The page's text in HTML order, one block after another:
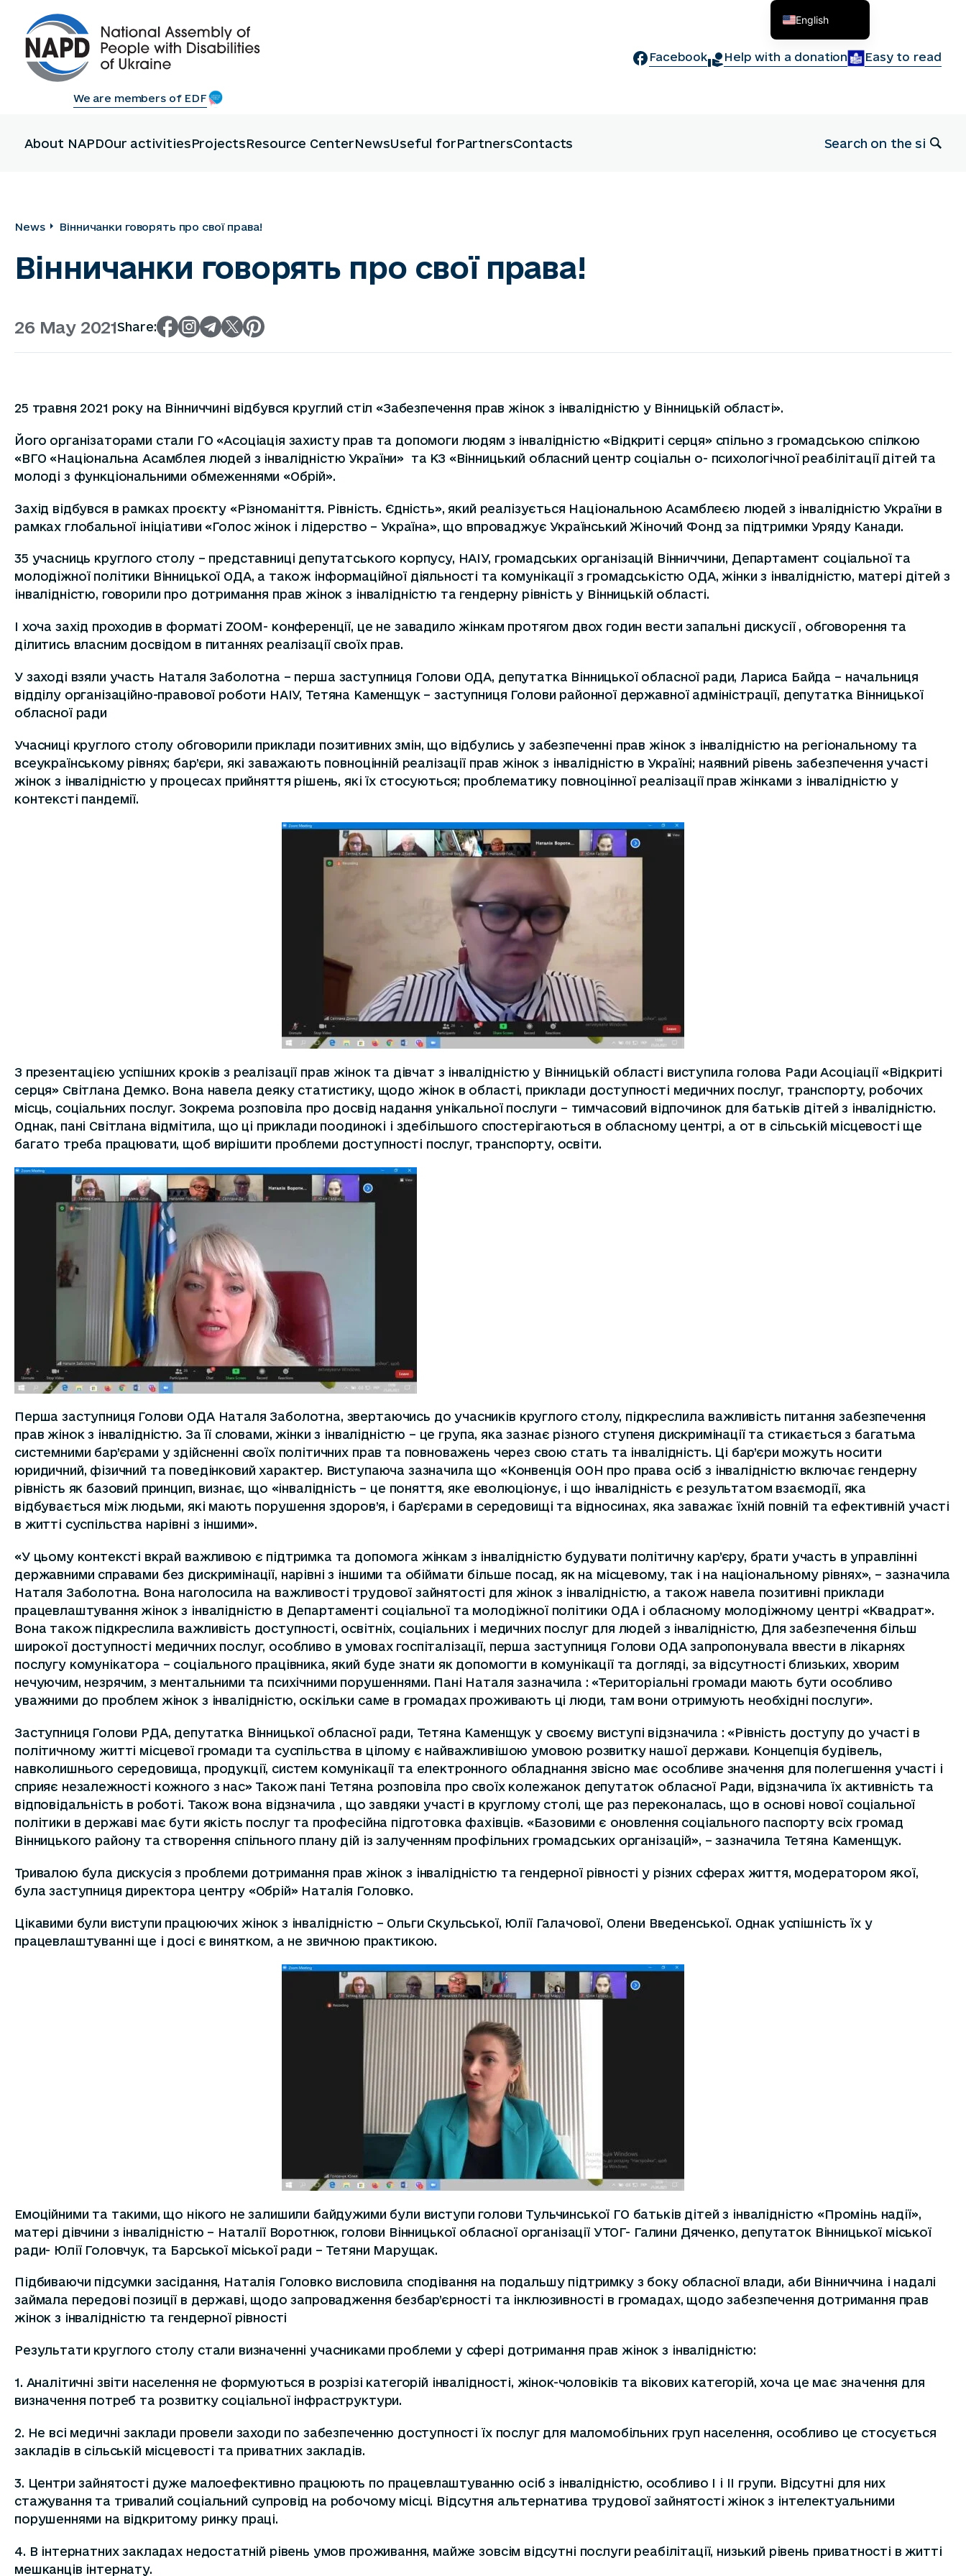
We are members of EDF
Facebook Help with a donation Easy to read
About NAPDOur activitiesProjectsResource CenterNewsUseful forPartnersContacts
News Вінничанки говорять про свої права!
Вінничанки говорять про свої права!
26 May 2021Share:
25 травня 2021 року на Вінниччині відбувся круглий стіл «Забезпечення прав жінок з інвалідністю у Вінницькій області».
Його організаторами стали ГО «Асоціація захисту прав та допомоги людям з інвалідністю «Відкриті серця» спільно з громадською спілкою
«ВГО «Національна Асамблея людей з інвалідністю України» та КЗ «Вінницький обласний центр соціальн о- психологічної реабілітації дітей та
молоді з функціональними обмеженнями «Обрій».
Захід відбувся в рамках проєкту «Різноманіття. Рівність. Єдність», який реалізується Національною Асамблеєю людей з інвалідністю України в
рамках глобальної ініціативи «Голос жінок і лідерство – Україна», що впроваджує Український Жіночий Фонд за підтримки Уряду Канади.
35 учасниць круглого столу – представниці депутатського корпусу, НАІУ, громадських організацій Вінниччини, Департамент соціальної та
молодіжної політики Вінницької ОДА, а також інформаційної діяльності та комунікації з громадськістю ОДА, жінки з інвалідністю, матері дітей з
інвалідністю, говорили про дотримання прав жінок з інвалідністю та гендерну рівність у Вінницькій області.
І хоча захід проходив в форматі ZOOM- конференції, це не завадило жінкам протягом двох годин вести запальні дискусії , обговорення та
ділитись власним досвідом в питаннях реалізації своїх прав.
У заході взяли участь Наталя Заболотна – перша заступниця Голови ОДА, депутатка Вінницької обласної ради, Лариса Байда – начальниця
відділу організаційно-правової роботи НАІУ, Тетяна Каменщук– заступниця Голови районної державної адміністрації, депутатка Вінницької
обласної ради
Учасниці круглого столу обговорили приклади позитивних змін, що відбулись у забезпеченні прав жінок з інвалідністю на регіональному та
всеукраїнському рівнях; бар’єри, які заважають повноцінній реалізації прав жінок з інвалідністю в Україні; наявний рівень забезпечення участі
жінок з інвалідністю у процесах прийняття рішень, які їх стосуються; проблематику повноцінної реалізації прав жінками з інвалідністю у
контексті пандемії.
З презентацією успішних кроків з реалізації прав жінок та дівчат з інвалідністю у Вінницькій області виступила голова Ради Асоціації «Відкриті
серця» Світлана Демко. Вона навела деяку статистику, щодо жінок в області, приклади доступності медичних послуг, транспорту, робочих
місць, соціальних послуг. Зокрема розповіла про досвід надання унікальної послуги – тимчасовий відпочинок для батьків дітей з інвалідністю.
Однак, пані Світлана відмітила, що ці приклади поодинокі і здебільшого спостерігаються в обласному центрі, а от в сільській місцевості ще
багато треба працювати, щоб вирішити проблеми доступності послуг, транспорту, освіти.
Перша заступниця Голови ОДА Наталя Заболотна, звертаючись до учасників круглого столу, підкреслила важливість питання забезпечення
прав жінок з інвалідністю. За її словами, жінки з інвалідністю – це група, яка зазнає різного ступеня дискримінації та стикається з багатьма
системними бар’єрами у здійсненні своїх політичних прав та повноважень через свою стать та інвалідність. Ці бар’єри можуть носити
юридичний, фізичний та поведінковий характер. Виступаюча зазначила що «Конвенція ООН про права осіб з інвалідністю включає гендерну
рівність як базовий принцип, визнає, що «інвалідність – це поняття, яке еволюціонує, і що інвалідність є результатом взаємодії, яка
відбувається між людьми, які мають порушення здоров’я, і бар’єрами в середовищі та відносинах, яка заважає їхній повній та ефективній участі
в житті суспільства нарівні з іншими».
«У цьому контексті вкрай важливою є підтримка та допомога жінкам з інвалідністю будувати політичну кар’єру, брати участь в управлінні
державними справами без дискримінації, нарівні з іншими та обіймати більше посад, як на місцевому, так і на національному рівнях», – зазначила
Наталя Заболотна. Вона наголосила на важливості трудової зайнятості для жінок з інвалідністю, а також навела позитивні приклади
працевлаштування жінок з інвалідністю в Департаменті соціальної та молодіжної політики ОДА і обласному молодіжному центрі «Квадрат».
Вона також підкреслила важливість доступності, освітніх, соціальних і медичних послуг для людей з інвалідністю, Для забезпечення більш
широкої доступності медичних послуг, особливо в умовах госпіталізації, перша заступниця Голови ОДА запропонувала ввести в лікарнях
послугу комунікатора – соціального працівника, який буде знати як допомогти в комунікації та догляді, за відсутності близьких, хворим
нечуючим, незрячим, з ментальними та психічними порушеннями. Пані Наталя зазначила : «Територіальні громади мають бути особливо
уважними до проблем жінок з інвалідністю, оскільки саме в громадах проживають ці люди, там вони отримують необхідні послуги».
Заступниця Голови РДА, депутатка Вінницької обласної ради, Тетяна Каменщук у своєму виступі відзначила : «Рівність доступу до участі в
політичному житті місцевої громади та суспільства в цілому є найважливішою умовою розвитку нашої держави. Концепція будівель,
навколишнього середовища, продукції, систем комунікації та електронного обладнання звісно має особливе значення для полегшення участі і
сприяє незалежності кожного з нас» Також пані Тетяна розповіла про своїх колежанок депутаток обласної Ради, відзначила їх активність та
відповідальність в роботі. Також вона відзначила , що завдяки участі в круглому столі, ще раз переконалась, що в основі нової соціальної
політики в державі має бути якість послуг та професійна підготовка фахівців. «Базовими є оновлення соціального паспорту всіх громад
Вінницького району та створення спільного плану дій із залученням профільних громадських організацій», – зазначила Тетяна Каменщук.
Тривалою була дискусія з проблеми дотримання прав жінок з інвалідністю та гендерної рівності у різних сферах життя, модератором якої,
була заступниця директора центру «Обрій» Наталія Головко.
Цікавими були виступи працюючих жінок з інвалідністю – Ольги Скульської, Юлії Галачової, Олени Введенської. Однак успішність їх у
працевлаштуванні ще і досі є винятком, а не звичною практикою.
Емоційними та такими, що нікого не залишили байдужими були виступи голови Тульчинської ГО батьків дітей з інвалідністю «Промінь надії»,
матері дівчини з інвалідністю – Наталії Воротнюк, голови Вінницької обласної організації УТОГ- Галини Дяченко, депутаток Вінницької міської
ради- Юлії Головчук, та Барської міської ради – Тетяни Марущак.
Підбиваючи підсумки засідання, Наталія Головко висловила сподівання на подальшу підтримку з боку обласної влади, аби Вінниччина і надалі
займала передові позиції в державі, щодо запровадження безбар’єрності та інклюзивності в громадах, щодо забезпечення дотримання прав
жінок з інвалідністю та гендерної рівності
Результати круглого столу стали визначенні учасниками проблеми у сфері дотримання прав жінок з інвалідністю:
1. Аналітичні звіти населення не формуються в розрізі категорій інвалідності, жінок-чоловіків та вікових категорій, хоча це має значення для
визначення потреб та розвитку соціальної інфраструктури.
2. Не всі медичні заклади провели заходи по забезпеченню доступності їх послуг для маломобільних груп населення, особливо це стосується
закладів в сільській місцевості та приватних закладів.
3. Центри зайнятості дуже малоефективно працюють по працевлаштуванню осіб з інвалідністю, особливо І і ІІ групи. Відсутні для них
стажування та тривалий соціальний супровід на робочому місці. Відсутня альтернатива трудової зайнятості жінок з інтелектуальними
порушеннями на відкритому ринку праці.
4. В інтернатних закладах недостатній рівень умов проживання, майже зовсім відсутні послуги реабілітації, низький рівень приватності в житті
мешканців інтернату.
English
Українська